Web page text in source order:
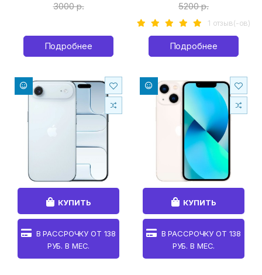
3000 р.
Подробнее
5200 р.
1 отзыв(-ов)
Подробнее
КУПИТЬ
В РАССРОЧКУ ОТ 138
РУБ. В МЕС.
КУПИТЬ
В РАССРОЧКУ ОТ 138
РУБ. В МЕС.